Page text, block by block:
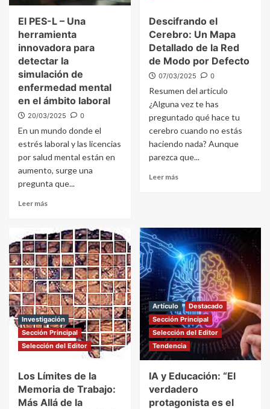
El PES-L – Una
herramienta
innovadora para
detectar la
simulación de
enfermedad mental
en el ámbito laboral
20/03/2025 0
En un mundo donde el
estrés laboral y las licencias
por salud mental están en
aumento, surge una
pregunta que...
Leer más
Descifrando el
Cerebro: Un Mapa
Detallado de la Red
de Modo por Defecto
07/03/2025 0
Resumen del artículo
¿Alguna vez te has
preguntado qué hace tu
cerebro cuando no estás
haciendo nada? Aunque
parezca que...
Leer más
Investigación
Sección Principal
Selección del Editor
Los Límites de la
Memoria de Trabajo:
Más Allá de la
Artículo
Destacado
Sección Principal
Selección del Editor
Tendencia
IA y Educación: “El
verdadero
protagonista es el